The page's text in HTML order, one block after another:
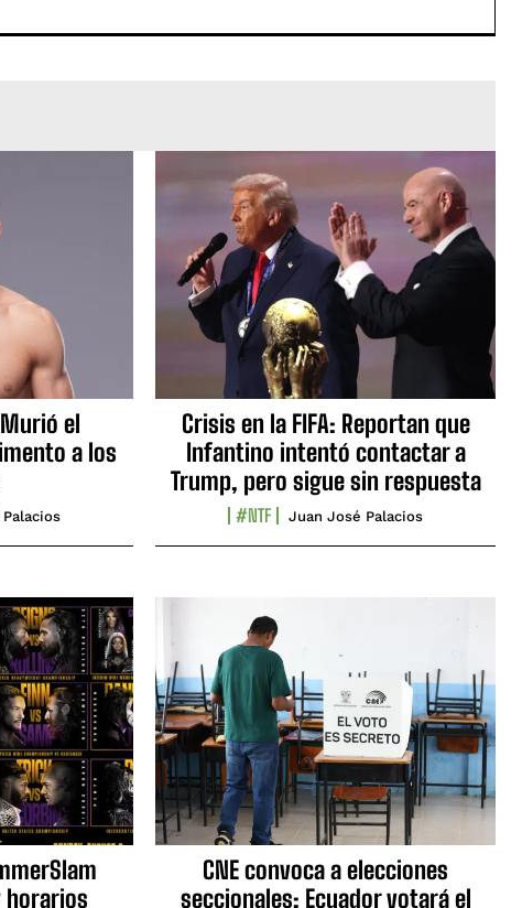
Murió el
a los
Crisis en la FIFA: Reportan que
Infantino intentó contactar a
Trump, pero sigue sin respuesta
#NTF Juan José Palacios
horarios
CNE convoca a elecciones
seccionales: Ecuador votará el